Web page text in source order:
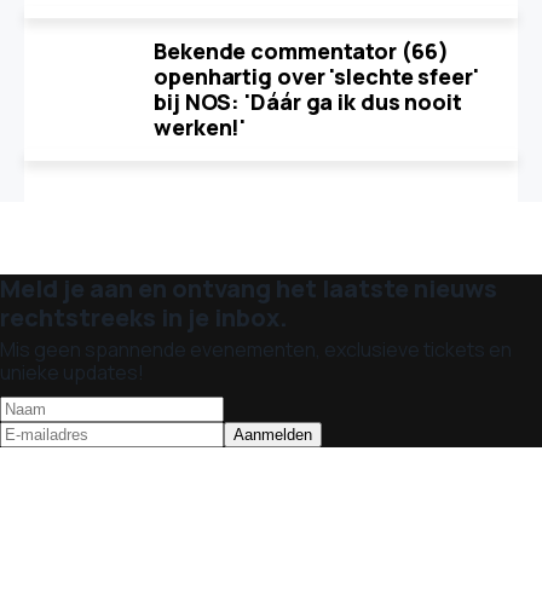
Bekende commentator (66)
openhartig over 'slechte sfeer'
bij NOS: 'Dáár ga ik dus nooit
werken!'
Meld je aan en ontvang het laatste nieuws
rechtstreeks in je inbox.
Mis geen spannende evenementen, exclusieve tickets en
unieke updates!